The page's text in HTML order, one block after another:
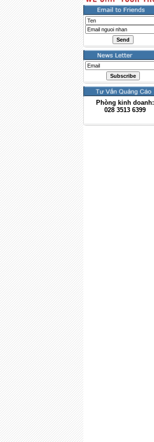
Phòng kinh doanh:
028 3513 6399